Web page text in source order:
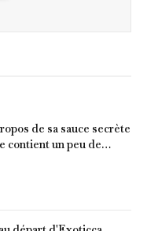
de sa sauce secrète
contient un peu de
et des tomates